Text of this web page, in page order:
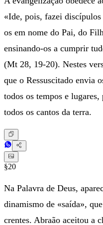
«Ide, pois, fazei
os em nome do Pai, do
ensinando-os a cumprir
(Mt 28, 19-20). Nestes
que o Ressuscitado envia
todos os tempos e lugares,
todos os cantos da terra.
§20
Na Palavra de Deus,
dinamismo de «saída»,
crentes. Abraão aceitou a